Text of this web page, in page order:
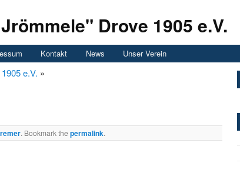
Drove 1905 e.V.
Kontakt News Unser Verein
e.V. »
. Bookmark the permalink.